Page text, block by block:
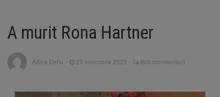
sistarea plăților către Brai-Cata și Comprest.
Motivul: platforme de gunoi neigienizate
7 august 2026
Piața Star din Brașov au fost demolate
7 august 2026
Platforma Belvedere de pe
A murit Rona Hartner
Adina Deliu 23 noiembrie 2023 fără commentarii